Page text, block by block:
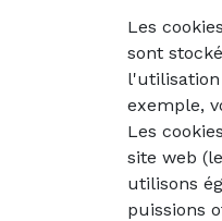
Les
sont
exemple,
Les
site web
utilisons
puissions